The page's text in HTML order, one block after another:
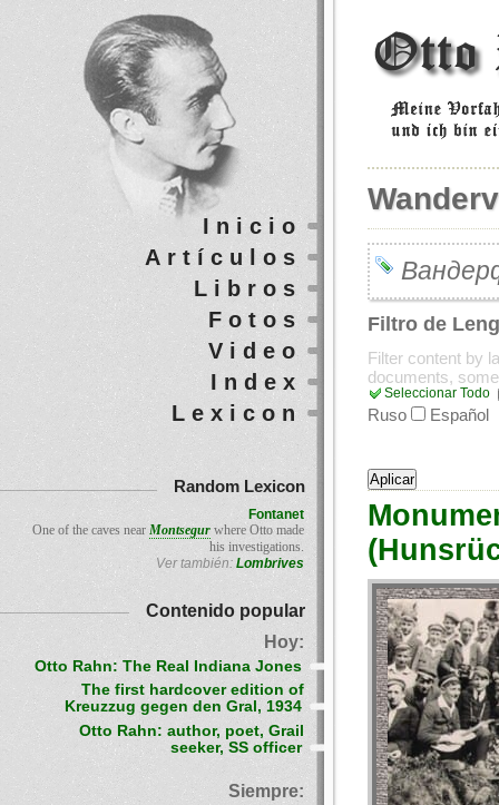
Filtro de
Filter content by
documents,
Seleccionar Todo
Ruso Español
Inicio
Artículos
Libros
Fotos
Video
Index
Lexicon
Random Lexicon
Fontanet
One of the caves near Montsegur where Otto made
his investigations.
Ver también: Lombrives
Contenido popular
Hoy:
Otto Rahn: The Real Indiana Jones
The first hardcover edition of
Kreuzzug gegen den Gral, 1934
Otto Rahn: author, poet, Grail
seeker, SS officer
Siempre: